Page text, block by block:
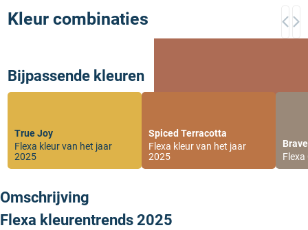
Kleur combinaties
Bijpassende kleuren
True Joy
Flexa kleur van het jaar
2025
Spiced Terracotta
Flexa kleur van het jaar
2025
Flexa
Omschrijving
Flexa kleurentrends 2025